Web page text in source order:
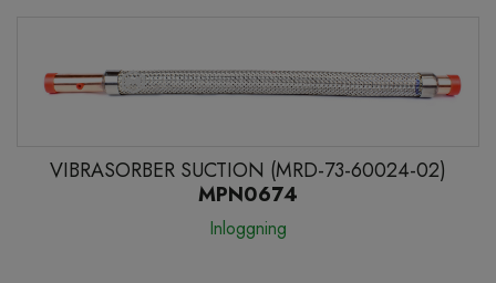
VIBRASORBER SUCTION (MRD-73-60024-02)
MPN0674
Inloggning